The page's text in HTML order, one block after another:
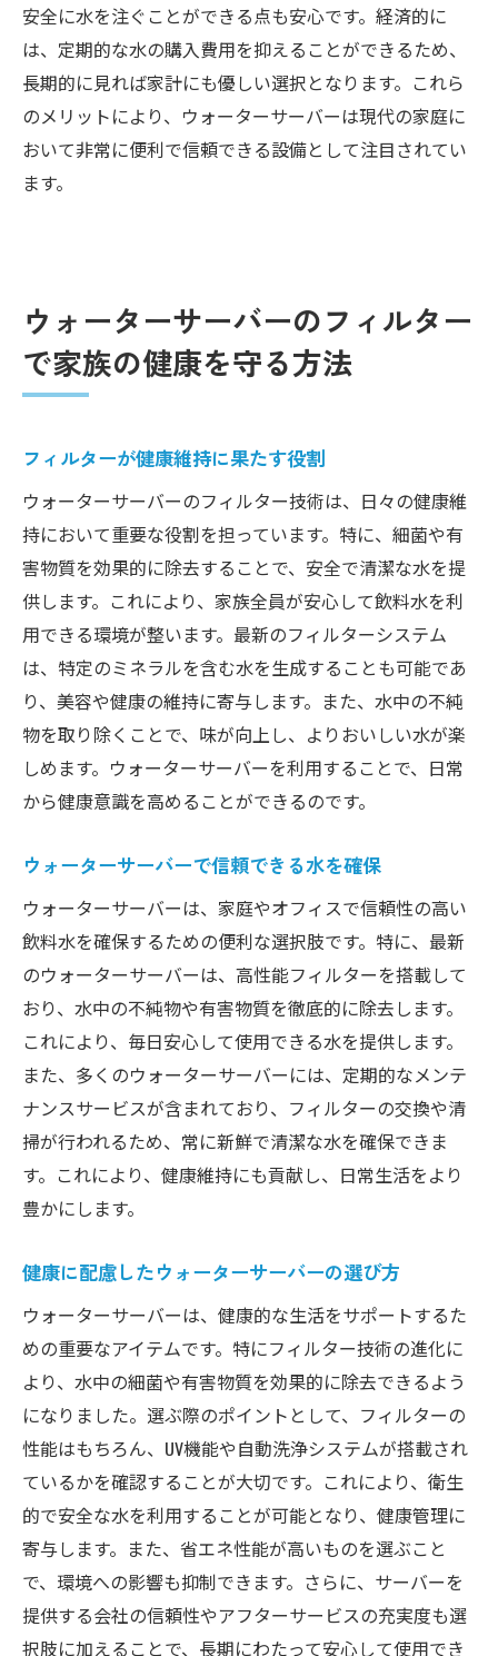
安全に水を注ぐことができる点も安心です。経済的に
は、定期的な水の購入費用を抑えることができるため、
長期的に見れば家計にも優しい選択となります。これら
のメリットにより、ウォーターサーバーは現代の家庭に
おいて非常に便利で信頼できる設備として注目されてい
ます。
ウォーターサーバーのフィルター
で家族の健康を守る方法
フィルターが健康維持に果たす役割
ウォーターサーバーのフィルター技術は、日々の健康維
持において重要な役割を担っています。特に、細菌や有
害物質を効果的に除去することで、安全で清潔な水を提
供します。これにより、家族全員が安心して飲料水を利
用できる環境が整います。最新のフィルターシステム
は、特定のミネラルを含む水を生成することも可能であ
り、美容や健康の維持に寄与します。また、水中の不純
物を取り除くことで、味が向上し、よりおいしい水が楽
しめます。ウォーターサーバーを利用することで、日常
から健康意識を高めることができるのです。
ウォーターサーバーで信頼できる水を確保
ウォーターサーバーは、家庭やオフィスで信頼性の高い
飲料水を確保するための便利な選択肢です。特に、最新
のウォーターサーバーは、高性能フィルターを搭載して
おり、水中の不純物や有害物質を徹底的に除去します。
これにより、毎日安心して使用できる水を提供します。
また、多くのウォーターサーバーには、定期的なメンテ
ナンスサービスが含まれており、フィルターの交換や清
掃が行われるため、常に新鮮で清潔な水を確保できま
す。これにより、健康維持にも貢献し、日常生活をより
豊かにします。
健康に配慮したウォーターサーバーの選び方
ウォーターサーバーは、健康的な生活をサポートするた
めの重要なアイテムです。特にフィルター技術の進化に
より、水中の細菌や有害物質を効果的に除去できるよう
になりました。選ぶ際のポイントとして、フィルターの
性能はもちろん、UV機能や自動洗浄システムが搭載され
ているかを確認することが大切です。これにより、衛生
的で安全な水を利用することが可能となり、健康管理に
寄与します。また、省エネ性能が高いものを選ぶこと
で、環境への影響も抑制できます。さらに、サーバーを
提供する会社の信頼性やアフターサービスの充実度も選
択肢に加えることで、長期にわたって安心して使用でき